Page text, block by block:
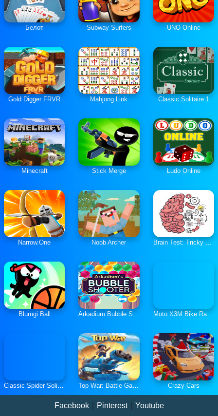
Белот Subway Surfers UNO Online
Gold Digger FRVR Mahjong Link Classic Solitaire 1
Minecraft Stick Merge Ludo Online
Narrow.One Noob Archer Brain Test: Tricky Puzzles
Blumgi Ball Arkadium Bubble Shooter Moto X3M Bike Race Game
Classic Spider Solitaire Top War: Battle Game Crazy Cars
Facebook Pinterest Youtube